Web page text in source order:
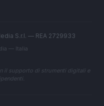
S.r.l. — REA 2729933
— Italia
il supporto di strumenti digitali e